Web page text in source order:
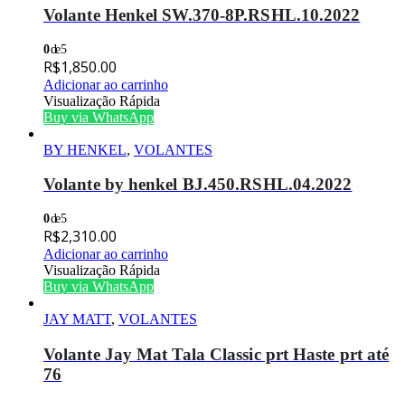
Volante Henkel SW.370-8P.RSHL.10.2022
0de 5
R$1,850.00
Adicionar ao carrinho
Visualização Rápida
Buy via WhatsApp
BY HENKEL, VOLANTES
Volante by henkel BJ.450.RSHL.04.2022
0de 5
R$2,310.00
Adicionar ao carrinho
Visualização Rápida
Buy via WhatsApp
JAY MATT, VOLANTES
Volante Jay Mat Tala Classic prt Haste prt até
76